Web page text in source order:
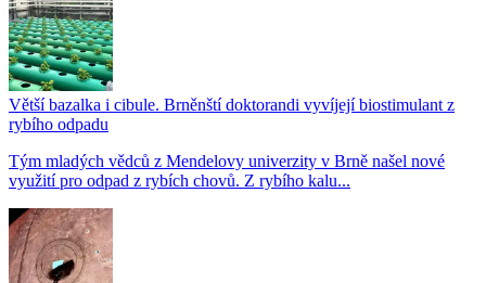
Větší bazalka i cibule. Brněnští doktorandi vyvíjejí biostimulant z
rybího odpadu
Tým mladých vědců z Mendelovy univerzity v Brně našel nové
využití pro odpad z rybích chovů. Z rybího kalu...